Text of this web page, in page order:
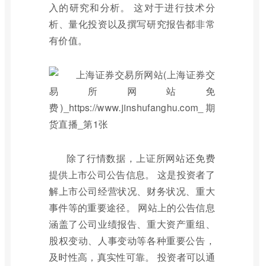
入的研究和分析。 这对于进行技术分
析、量化投资以及撰写研究报告都非常
有价值。
除了行情数据，上证所网站还免费
提供上市公司公告信息。 这是投资者了
解上市公司经营状况、财务状况、重大
事件等的重要途径。 网站上的公告信息
涵盖了公司业绩报告、重大资产重组、
股权变动、人事变动等各种重要公告，
及时性高，真实性可靠。 投资者可以通